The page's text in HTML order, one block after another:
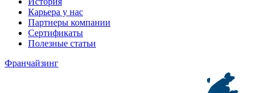
Карьера у нас
Партнеры компании
Сертификаты
Полезные статьи
Франчайзинг